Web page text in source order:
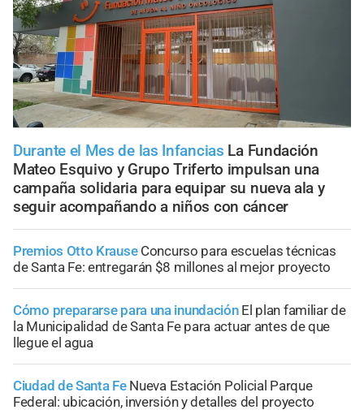
Durante el Mes de las Infancias La Fundación
Mateo Esquivo y Grupo Triferto impulsan una
campaña solidaria para equipar su nueva ala y
seguir acompañando a niños con cáncer
Premios Otto Krause Concurso para escuelas técnicas
de Santa Fe: entregarán $8 millones al mejor proyecto
Cómo prepararse para una inundación El plan familiar de
la Municipalidad de Santa Fe para actuar antes de que
llegue el agua
Ciudad de Santa Fe Nueva Estación Policial Parque
Federal: ubicación, inversión y detalles del proyecto